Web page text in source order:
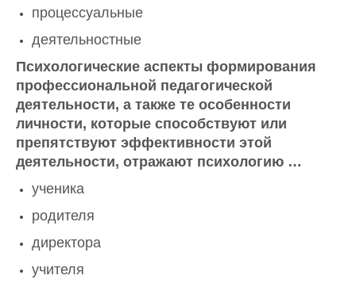
процессуальные
деятельностные
Психологические аспекты формирования
профессиональной педагогической
деятельности, а также те особенности
личности, которые способствуют или
препятствуют эффективности этой
деятельности, отражают психологию …
ученика
родителя
директора
учителя